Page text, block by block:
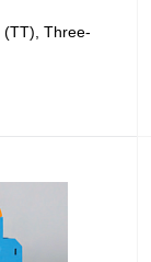
(TT), Three-